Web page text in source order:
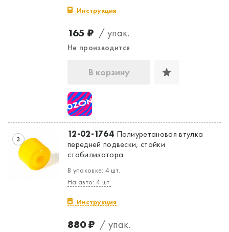
Инструкция
165 ₽ / упак.
Не производится
В корзину
3 12-02-1764 Полиуретановая втулка
передней подвески, стойки
стабилизатора
В упаковке: 4 шт.
На авто: 4 шт.
Инструкция
880 ₽ / упак.